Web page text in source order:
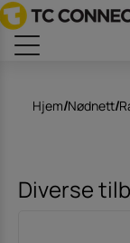
Hjem/Nødnett/
Diverse